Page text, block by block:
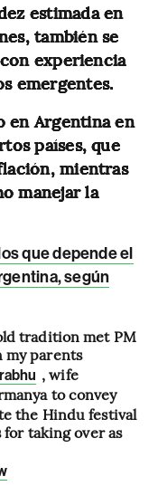
estimada en
también se
experiencia
emergentes.
en Argentina en
países, que
mientras
manejar la
que depende el
según
tradition met PM
my parents
, wife
to convey
the Hindu festival
taking over as